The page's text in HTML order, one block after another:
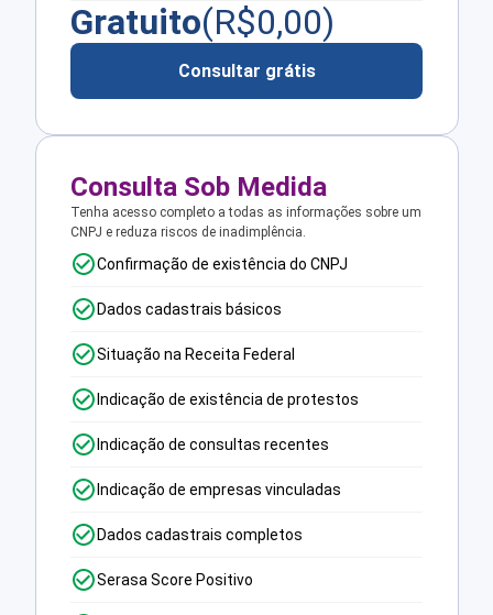
Gratuito(R$0,00)
Consultar grátis
Consulta Sob Medida
Tenha acesso completo a todas as informações sobre um
CNPJ e reduza riscos de inadimplência.
Confirmação de existência do CNPJ
Dados cadastrais básicos
Situação na Receita Federal
Indicação de existência de protestos
Indicação de consultas recentes
Indicação de empresas vinculadas
Dados cadastrais completos
Serasa Score Positivo